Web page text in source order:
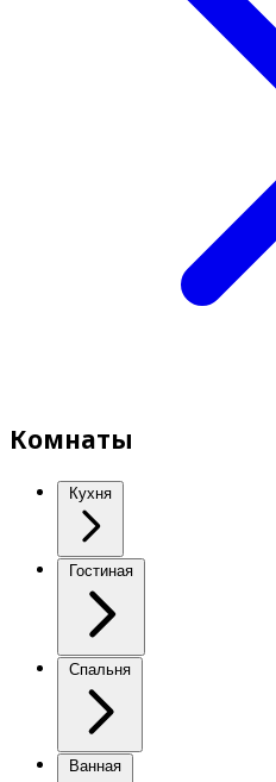
Комнаты
Кухня
Гостиная
Спальня
Ванная